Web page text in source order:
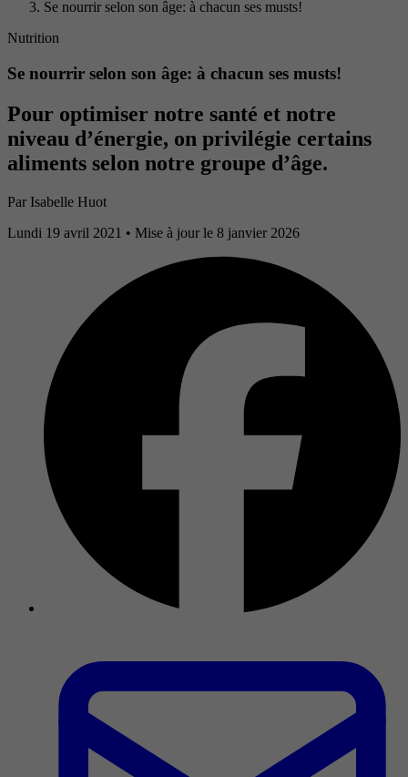
Se nourrir selon son âge: à chacun ses musts!
Nutrition
Se nourrir selon son âge: à chacun ses musts!
Pour optimiser notre santé et notre
niveau d’énergie, on privilégie certains
aliments selon notre groupe d’âge.
Par Isabelle Huot
Lundi 19 avril 2021 • Mise à jour le 8 janvier 2026